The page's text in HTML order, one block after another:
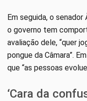
Em seguida, o
o governo tem
avaliação dele, “quer
pongue da Câmara”.
que “as pessoas
‘Cara da